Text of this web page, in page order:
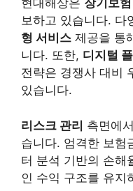
현대해상은 장기보험
보하고 있습니다. 다
형 서비스 제공을 통
니다. 또한, 디지털
전략은 경쟁사 대비
있습니다.
리스크 관리 측면에
습니다. 엄격한 보험
터 분석 기반의 손해
인 수익 구조를 유지